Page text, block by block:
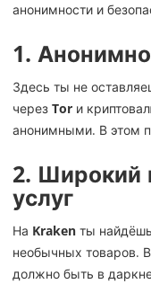
анонимности и
1.
Здесь ты не
через Tor и
анонимными. В этом
2. Широкий
услуг
На Kraken ты
необычных товаров.
должно быть в